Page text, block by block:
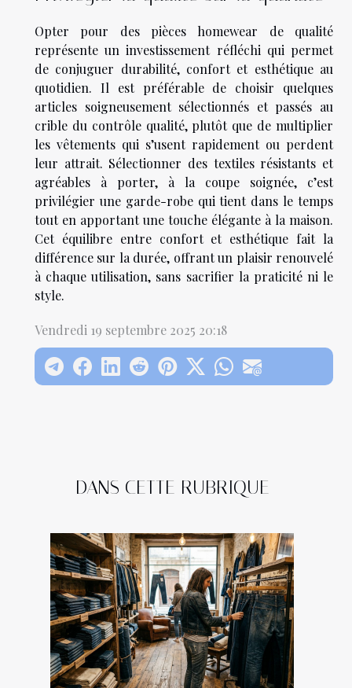
DANS CETTE RUBRIQUE
Opter pour des pièces homewear de qualité
représente un investissement réfléchi qui permet
de conjuguer durabilité, confort et esthétique au
quotidien. Il est préférable de choisir quelques
articles soigneusement sélectionnés et passés au
crible du contrôle qualité, plutôt que de multiplier
les vêtements qui s’usent rapidement ou perdent
leur attrait. Sélectionner des textiles résistants et
agréables à porter, à la coupe soignée, c’est
privilégier une garde-robe qui tient dans le temps
tout en apportant une touche élégante à la maison.
Cet équilibre entre confort et esthétique fait la
différence sur la durée, offrant un plaisir renouvelé
à chaque utilisation, sans sacrifier la praticité ni le
style.
Vendredi 19 septembre 2025 20:18